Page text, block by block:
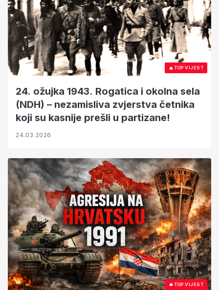
🔥TOP VIJEST
24. ožujka 1943. Rogatica i okolna sela
(NDH) – nezamisliva zvjerstva četnika
koji su kasnije prešli u partizane!
24.03.2026
🔥TOP VIJEST